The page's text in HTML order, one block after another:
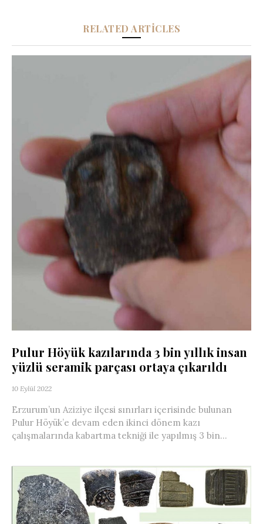
RELATED ARTICLES
Pulur Höyük kazılarında 3 bin yıllık insan
yüzlü seramik parçası ortaya çıkarıldı
10 Eylül 2022
Erzurum’un Aziziye ilçesi sınırları içerisinde bulunan
Pulur Höyük’e devam eden ikinci dönem kazı
çalışmalarında kabartma tekniği ile yapılmış 3 bin...